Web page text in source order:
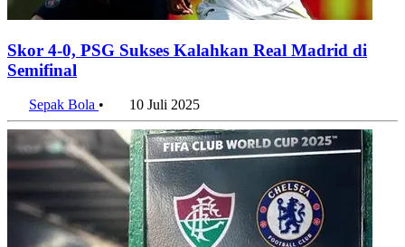
Skor 4-0, PSG Sukses Kalahkan Real Madrid di
Semifinal
Sepak Bola • 10 Juli 2025